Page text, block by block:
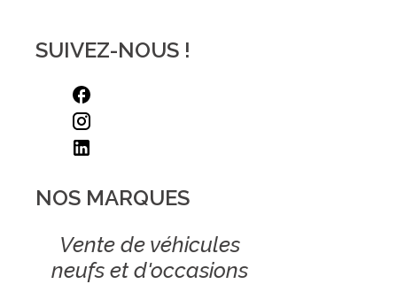
SUIVEZ-NOUS !
NOS MARQUES
Vente de véhicules
neufs et d'occasions